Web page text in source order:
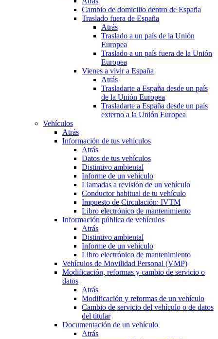
Cambio de domicilio dentro de España
Traslado fuera de España
Atrás
Traslado a un país de la Unión
Europea
Traslado a un país fuera de la Unión
Europea
Vienes a vivir a España
Atrás
Trasladarte a España desde un país
de la Unión Europea
Trasladarte a España desde un país
externo a la Unión Europea
Vehículos
Atrás
Información de tus vehículos
Atrás
Datos de tus vehículos
Distintivo ambiental
Informe de un vehículo
Llamadas a revisión de un vehículo
Conductor habitual de tu vehículo
Impuesto de Circulación: IVTM
Libro electrónico de mantenimiento
Información pública de vehículos
Atrás
Distintivo ambiental
Informe de un vehículo
Libro electrónico de mantenimiento
Vehículos de Movilidad Personal (VMP)
Modificación, reformas y cambio de servicio o
datos
Atrás
Modificación y reformas de un vehículo
Cambio de servicio del vehículo o de datos
del titular
Documentación de un vehículo
Atrás